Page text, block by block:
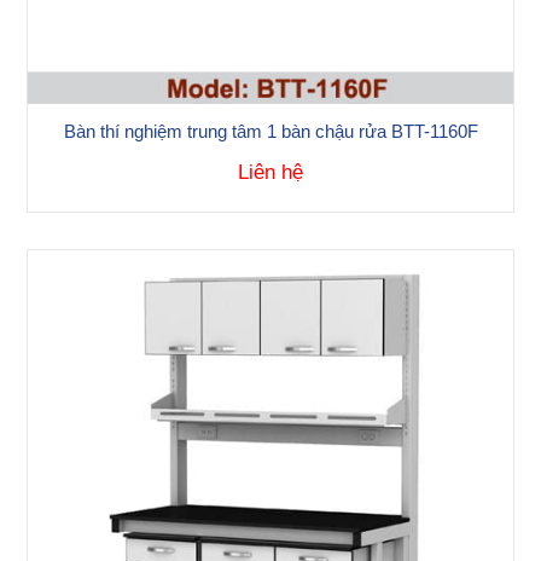
Bàn thí nghiệm trung tâm 1 bàn chậu rửa BTT-1160F
Liên hệ